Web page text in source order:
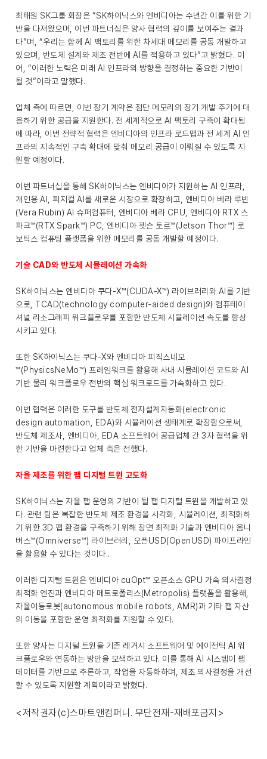
최태원 SK그룹 회장은 “SK하이닉스와 엔비디아는 수년간 이를 위한 기
반을 다져왔으며, 이번 파트너십은 양사 협력의 깊이를 보여주는 결과
다”며, “우리는 함께 AI 팩토리를 위한 차세대 메모리를 공동 개발하고
있으며, 반도체 설계와 제조 전반에 AI를 적용하고 있다”고 밝혔다. 이
어, “이러한 노력은 미래 AI 인프라의 방향을 결정하는 중요한 기반이
될 것”이라고 말했다.
업체 측에 따르면, 이번 장기 계약은 첨단 메모리의 장기 개발 주기에 대
응하기 위한 공급을 지원한다. 전 세계적으로 AI 팩토리 구축이 확대됨
에 따라, 이번 전략적 협력은 엔비디아의 인프라 로드맵과 전 세계 AI 인
프라의 지속적인 구축 확대에 맞춰 메모리 공급이 이뤄질 수 있도록 지
원할 예정이다.
이번 파트너십을 통해 SK하이닉스는 엔비디아가 지원하는 AI 인프라,
개인용 AI, 피지컬 AI를 새로운 시장으로 확장하고, 엔비디아 베라 루빈
(Vera Rubin) AI 슈퍼컴퓨터, 엔비디아 베라 CPU, 엔비디아 RTX 스
파크™(RTX Spark™) PC, 엔비디아 젯슨 토르™(Jetson Thor™) 로
보틱스 컴퓨팅 플랫폼을 위한 메모리를 공동 개발할 예정이다.
기술 CAD와 반도체 시뮬레이션 가속화
SK하이닉스는 엔비디아 쿠다-X™(CUDA-X™) 라이브러리와 AI를 기반
으로, TCAD(technology computer-aided design)와 컴퓨테이
셔널 리소그래피 워크플로우를 포함한 반도체 시뮬레이션 속도를 향상
시키고 있다.
또한 SK하이닉스는 쿠다-X와 엔비디아 피직스네모
™(PhysicsNeMo™) 프레임워크를 활용해 사내 시뮬레이션 코드와 AI
기반 물리 워크플로우 전반의 핵심 워크로드를 가속화하고 있다.
이번 협력은 이러한 도구를 반도체 전자설계자동화(electronic
design automation, EDA)와 시뮬레이션 생태계로 확장함으로써,
반도체 제조사, 엔비디아, EDA 소프트웨어 공급업체 간 3자 협력을 위
한 기반을 마련한다고 업체 측은 전했다.
자율 제조를 위한 팹 디지털 트윈 고도화
SK하이닉스는 자율 팹 운영의 기반이 될 팹 디지털 트윈을 개발하고 있
다. 관련 팀은 복잡한 반도체 제조 환경을 시각화, 시뮬레이션, 최적화하
기 위한 3D 팹 환경을 구축하기 위해 장면 최적화 기술과 엔비디아 옴니
버스™(Omniverse™) 라이브러리, 오픈USD(OpenUSD) 파이프라인
을 활용할 수 있다는 것이다..
이러한 디지털 트윈은 엔비디아 cuOpt™ 오픈소스 GPU 가속 의사결정
최적화 엔진과 엔비디아 메트로폴리스(Metropolis) 플랫폼을 활용해,
자율이동로봇(autonomous mobile robots, AMR)과 기타 팹 자산
의 이동을 포함한 운영 최적화를 지원할 수 있다.
또한 양사는 디지털 트윈을 기존 레거시 소프트웨어 및 에이전틱 AI 워
크플로우와 연동하는 방안을 모색하고 있다. 이를 통해 AI 시스템이 팹
데이터를 기반으로 추론하고, 작업을 자동화하며, 제조 의사결정을 개선
할 수 있도록 지원할 계획이라고 밝혔다.
<저작권자(c)스마트앤컴퍼니. 무단전재-재배포금지>